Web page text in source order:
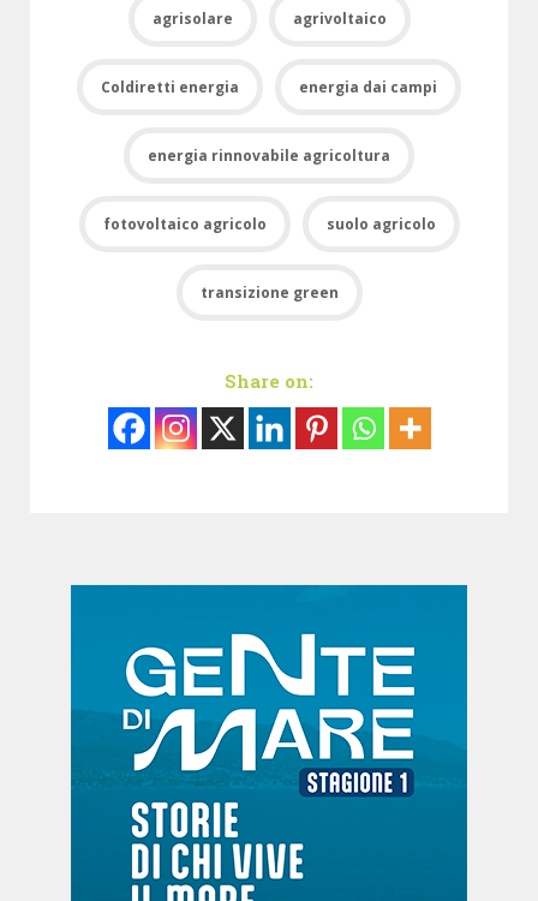
agrisolare agrivoltaico
Coldiretti energia energia dai campi
energia rinnovabile agricoltura
fotovoltaico agricolo suolo agricolo
transizione green
Share on: